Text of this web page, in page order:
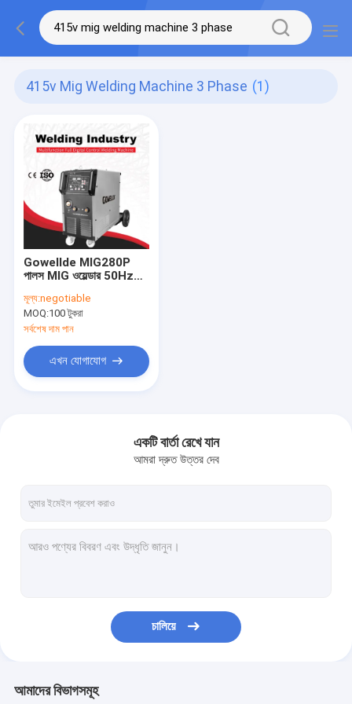
415v Mig Welding Machine 3 Phase (1)
Gowellde MIG280P
পালস MIG ওয়েল্ডার 50Hz
Mig ওয়েল্ডিং মেশিন সহ
মূল্য:negotiable
MOQ:100 টুকরা
সর্বশেষ দাম পান
এখন যোগাযোগ
একটি বার্তা রেখে যান
আমরা দ্রুত উত্তর দেব
চালিয়ে
আমাদের বিভাগসমূহ